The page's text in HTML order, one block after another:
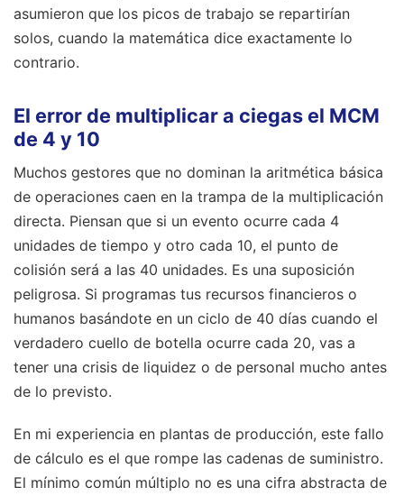
asumieron que los picos de trabajo se repartirían
solos, cuando la matemática dice exactamente lo
contrario.
El error de multiplicar a ciegas el MCM
de 4 y 10
Muchos gestores que no dominan la aritmética básica
de operaciones caen en la trampa de la multiplicación
directa. Piensan que si un evento ocurre cada 4
unidades de tiempo y otro cada 10, el punto de
colisión será a las 40 unidades. Es una suposición
peligrosa. Si programas tus recursos financieros o
humanos basándote en un ciclo de 40 días cuando el
verdadero cuello de botella ocurre cada 20, vas a
tener una crisis de liquidez o de personal mucho antes
de lo previsto.
En mi experiencia en plantas de producción, este fallo
de cálculo es el que rompe las cadenas de suministro.
El mínimo común múltiplo no es una cifra abstracta de